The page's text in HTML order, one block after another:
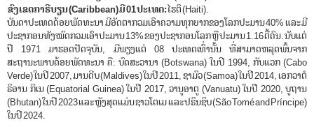
ຂົງເຂດກາຣີບຽນ (Caribbean)ມີ01ປະເທດ:ໄຮຕິ (Haiti).
ບັນດາປະເທດດ້ອຍພັດທະນາ ມີອັດຕາກວມເອົາຄວາມທຸກຍາກຂອງໂລກປະມານ 40% ແລະ ມີ
ປະຊາກອນທັງໝົດກວມເອົາປະມານ 13% ຂອງປະຊາກອນໂລກ ຫຼື ປະມານ 1.16 ຕື້ຄົນ. ນັບແຕ່
ປີ 1971 ມາຮອດປັດຈຸບັນ, ມີພຽງແຕ່ 08 ປະເທດເທົ່ານັ້ນ ທີ່ສາມາດຫລຸດພົ້ນຈາກ
ສະຖານະພາບດ້ອຍພັດທະນາ ຄື: ບົດສະວານາ (Botswana) ໃນປີ 1994, ກັບແວກ (Cabo
Verde) ໃນປີ 2007, ມານດີບ (Maldives) ໃນປີ 2011, ຊາມົວ (Samoa) ໃນປີ 2014, ເອກວາຕໍ
ຣິອານ ກິເນ (Equatorial Guinea) ໃນປີ 2017, ວານູອາຕູ (Vanuatu) ໃນປີ 2020, ບູຖານ
(Bhutan) ໃນປີ 2023 ແລະ ຫຼັງສຸດແມ່ນ ຊາວໂຕເມ ແລະ ປຣິນຊິບ (São Tomé and Príncipe)
ໃນປີ 2024.